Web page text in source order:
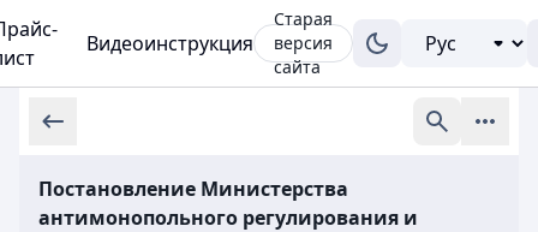
Видеоинструкция
Старая
версия
сайта
Постановление Министерства
антимонопольного регулирования и